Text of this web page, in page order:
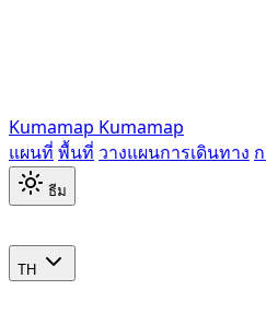
Kumamap Kumamap
แผนที่ พื้นที่ วางแผนการเดินทาง
ธีม
TH